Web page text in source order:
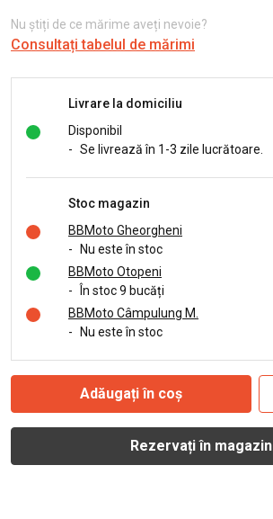
Nu știți de ce mărime aveți nevoie?
Consultați tabelul de mărimi
Livrare la domiciliu
Disponibil
- Se livrează în 1-3 zile lucrătoare.
Stoc magazin
BBMoto Gheorgheni
-
Nu este în stoc
BBMoto Otopeni
-
În stoc 9 bucăți
BBMoto Câmpulung M.
-
Nu este în stoc
Adăugați în coș
Rezervați în magazin